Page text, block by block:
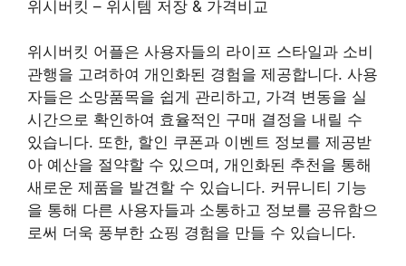
위시버킷 – 위시템 저장 & 가격비교
위시버킷 어플은 사용자들의 라이프 스타일과 소비
관행을 고려하여 개인화된 경험을 제공합니다. 사용
자들은 소망품목을 쉽게 관리하고, 가격 변동을 실
시간으로 확인하여 효율적인 구매 결정을 내릴 수
있습니다. 또한, 할인 쿠폰과 이벤트 정보를 제공받
아 예산을 절약할 수 있으며, 개인화된 추천을 통해
새로운 제품을 발견할 수 있습니다. 커뮤니티 기능
을 통해 다른 사용자들과 소통하고 정보를 공유함으
로써 더욱 풍부한 쇼핑 경험을 만들 수 있습니다.